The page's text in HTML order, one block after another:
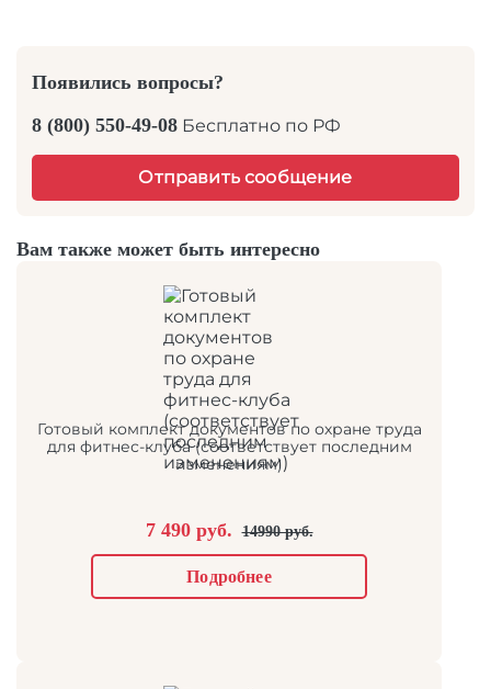
Появились вопросы?
8 (800) 550-49-08 Бесплатно по РФ
Отправить сообщение
Вам также может быть интересно
Готовый комплект документов по охране труда
для фитнес-клуба (соответствует последним
изменениям)
7 490 руб. 14990 руб.
Подробнее